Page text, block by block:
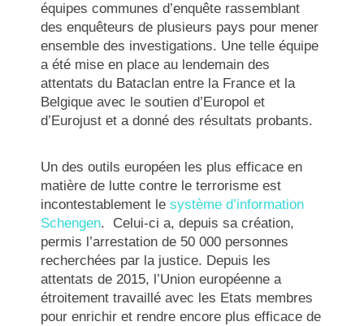
équipes communes d’enquête rassemblant
des enquêteurs de plusieurs pays pour mener
ensemble des investigations. Une telle équipe
a été mise en place au lendemain des
attentats du Bataclan entre la France et la
Belgique avec le soutien d’Europol et
d’Eurojust et a donné des résultats probants.
Un des outils européen les plus efficace en
matière de lutte contre le terrorisme est
incontestablement lesystème d’information
Schengen.
Celui-ci a, depuis sa création,
permis l’arrestation de 50 000 personnes
recherchées par la justice. Depuis les
attentats de 2015, l’Union européenne a
étroitement travaillé avec les Etats membres
pour enrichir et rendre encore plus efficace de